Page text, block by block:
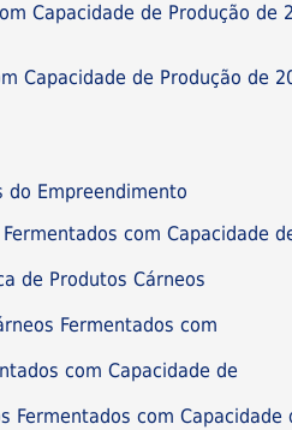
Capacidade de Produção de
Capacidade de Produção de
do Empreendimento
com Capacidade
de Produtos Cárneos
Fermentados com
com Capacidade de
Fermentados com Capacidade